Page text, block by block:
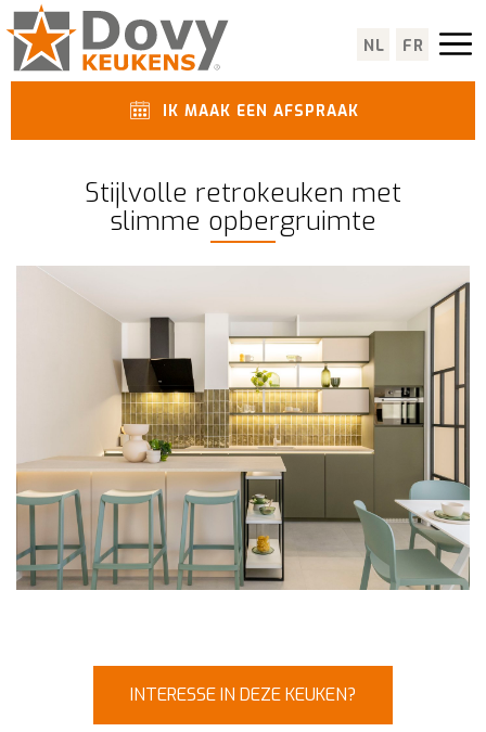
NL FR
IK MAAK EEN AFSPRAAK
Stijlvolle retrokeuken met
slimme opbergruimte
INTERESSE IN DEZE KEUKEN?